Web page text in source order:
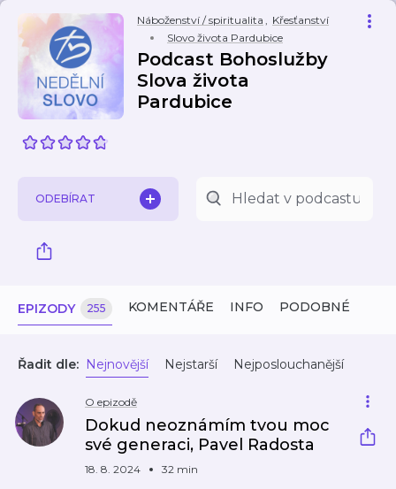
Náboženství / spiritualita , Křesťanství
Slovo života Pardubice
Podcast Bohoslužby
Slova života
Pardubice
ODEBÍRAT
EPIZODY 255 KOMENTÁŘE INFO PODOBNÉ
Řadit dle: Nejnovější Nejstarší Nejposlouchanější
O epizodě
Dokud neoznámím tvou moc
své generaci, Pavel Radosta
18. 8. 2024 32 min